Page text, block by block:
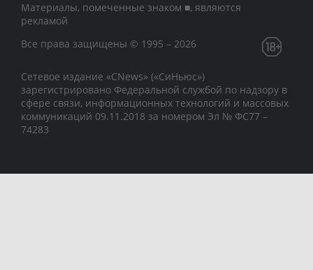
Материалы, помеченные знаком ■, являются
рекламой
Все права защищены © 1995 – 2026
Сетевое издание «CNews» («СиНьюс»)
зарегистрировано Федеральной службой по надзору в
сфере связи, информационных технологий и массовых
коммуникаций 09.11.2018 за номером Эл № ФС77 –
74283